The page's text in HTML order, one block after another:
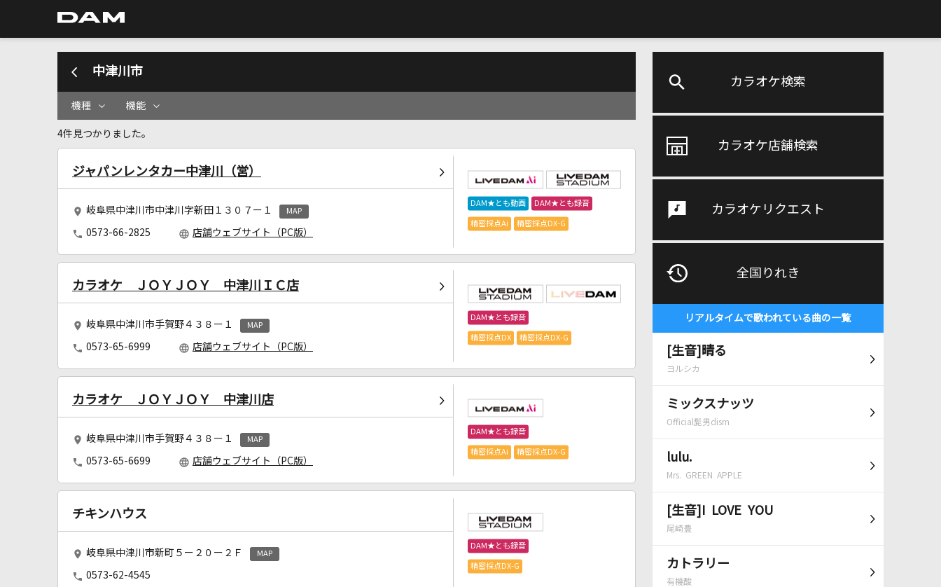
カラオケ検索
カラオケ店舗検索
カラオケリクエスト
全国りれき
リアルタイムで歌われている曲の一覧
[生音]晴る
ヨルシカ
ミックスナッツ
Official髭男dism
lulu.
Mrs. GREEN APPLE
[生音]I LOVE YOU
尾崎豊
カトラリー
有機酸
中津川市
機種 機能
4件見つかりました。
ジャパンレンタカー中津川（営）
岐阜県中津川市中津川字新田１３０７ー１ MAP
0573-66-2825 店舗ウェブサイト（PC版）
DAM★とも動画 DAM★とも録音
精密採点Ai 精密採点DX-G
カラオケ ＪＯＹＪＯＹ 中津川ＩＣ店
岐阜県中津川市手賀野４３８ー１ MAP
0573-65-6999 店舗ウェブサイト（PC版）
DAM★とも録音
精密採点DX 精密採点DX-G
カラオケ ＪＯＹＪＯＹ 中津川店
岐阜県中津川市手賀野４３８ー１ MAP
0573-65-6699 店舗ウェブサイト（PC版）
DAM★とも録音
精密採点Ai 精密採点DX-G
チキンハウス
岐阜県中津川市新町５ー２０ー２Ｆ MAP
0573-62-4545
DAM★とも録音
精密採点DX-G